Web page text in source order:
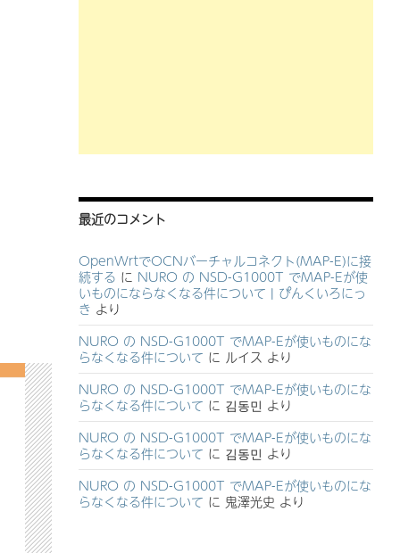
最近のコメント
OpenWrtでOCNバーチャルコネクト(MAP-E)に接
続する に NURO の NSD-G1000T でMAP-Eが使
いものにならなくなる件について | ぴんくいろにっ
き より
NURO の NSD-G1000T でMAP-Eが使いものにな
らなくなる件について に ルイス より
NURO の NSD-G1000T でMAP-Eが使いものにな
らなくなる件について に 김동민 より
NURO の NSD-G1000T でMAP-Eが使いものにな
らなくなる件について に 김동민 より
NURO の NSD-G1000T でMAP-Eが使いものにな
らなくなる件について に 鬼澤光史 より